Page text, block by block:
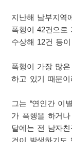
지난해 남부지역
폭행이 42건으로
수상해 12건 등
폭행이 가장 많
하고 있기 때문
그는 “연인간 이
가 폭행을 하거
달에는 전 남자